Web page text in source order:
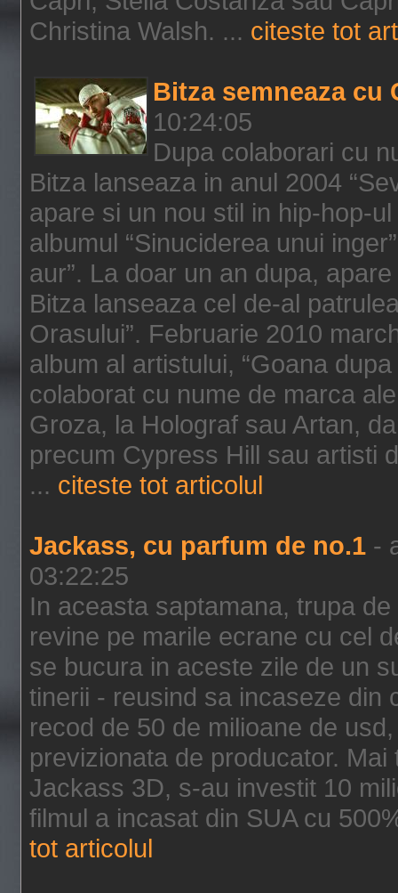
Christina Walsh. ... citeste tot
Bitza semneaza cu
10:24:05
Dupa colaborari cu
Bitza lanseaza in anul 2004
apare si un nou stil in hip-hop-
albumul “Sinuciderea unui
aur”. La doar un an dupa,
Bitza lanseaza cel de-al
Orasului”. Februarie 2010
album al artistului, “Goana
colaborat cu nume de marca
Groza, la Holograf sau Artan,
precum Cypress Hill sau artisti
... citeste tot articolul
Jackass, cu parfum de no.1 -
03:22:25
In aceasta saptamana, trupa
revine pe marile ecrane cu cel
se bucura in aceste zile de un
tinerii - reusind sa incaseze din
recod de 50 de milioane de
previzionata de producator.
Jackass 3D, s-au investit 10
filmul a incasat din SUA cu
tot articolul